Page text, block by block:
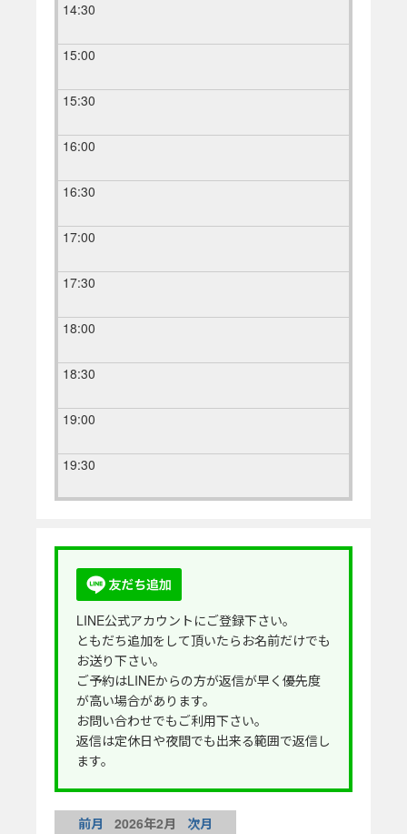
14:30
15:00
15:30
16:00
16:30
17:00
17:30
18:00
18:30
19:00
19:30
LINE公式アカウントにご登録下さい。
ともだち追加をして頂いたらお名前だけでも
お送り下さい。
ご予約はLINEからの方が返信が早く優先度
が高い場合があります。
お問い合わせでもご利用下さい。
返信は定休日や夜間でも出来る範囲で返信し
ます。
前月 2026年2月
次月